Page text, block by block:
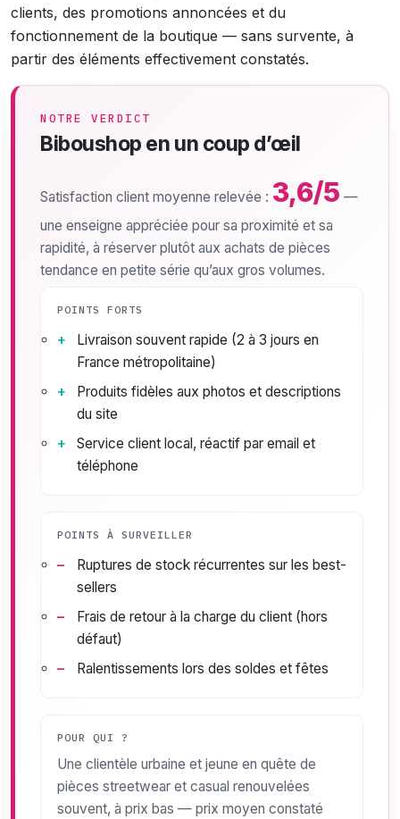
clients, des promotions annoncées et du
fonctionnement de la boutique — sans survente, à
partir des éléments effectivement constatés.
NOTRE VERDICT
Biboushop en un coup d’œil
Satisfaction client moyenne relevée : 3,6/5 —
une enseigne appréciée pour sa proximité et sa
rapidité, à réserver plutôt aux achats de pièces
tendance en petite série qu’aux gros volumes.
POINTS FORTS
Livraison souvent rapide (2 à 3 jours en
France métropolitaine)
Produits fidèles aux photos et descriptions
du site
Service client local, réactif par email et
téléphone
POINTS À SURVEILLER
Ruptures de stock récurrentes sur les best-
sellers
Frais de retour à la charge du client (hors
défaut)
Ralentissements lors des soldes et fêtes
POUR QUI ?
Une clientèle urbaine et jeune en quête de
pièces streetwear et casual renouvelées
souvent, à prix bas — prix moyen constaté